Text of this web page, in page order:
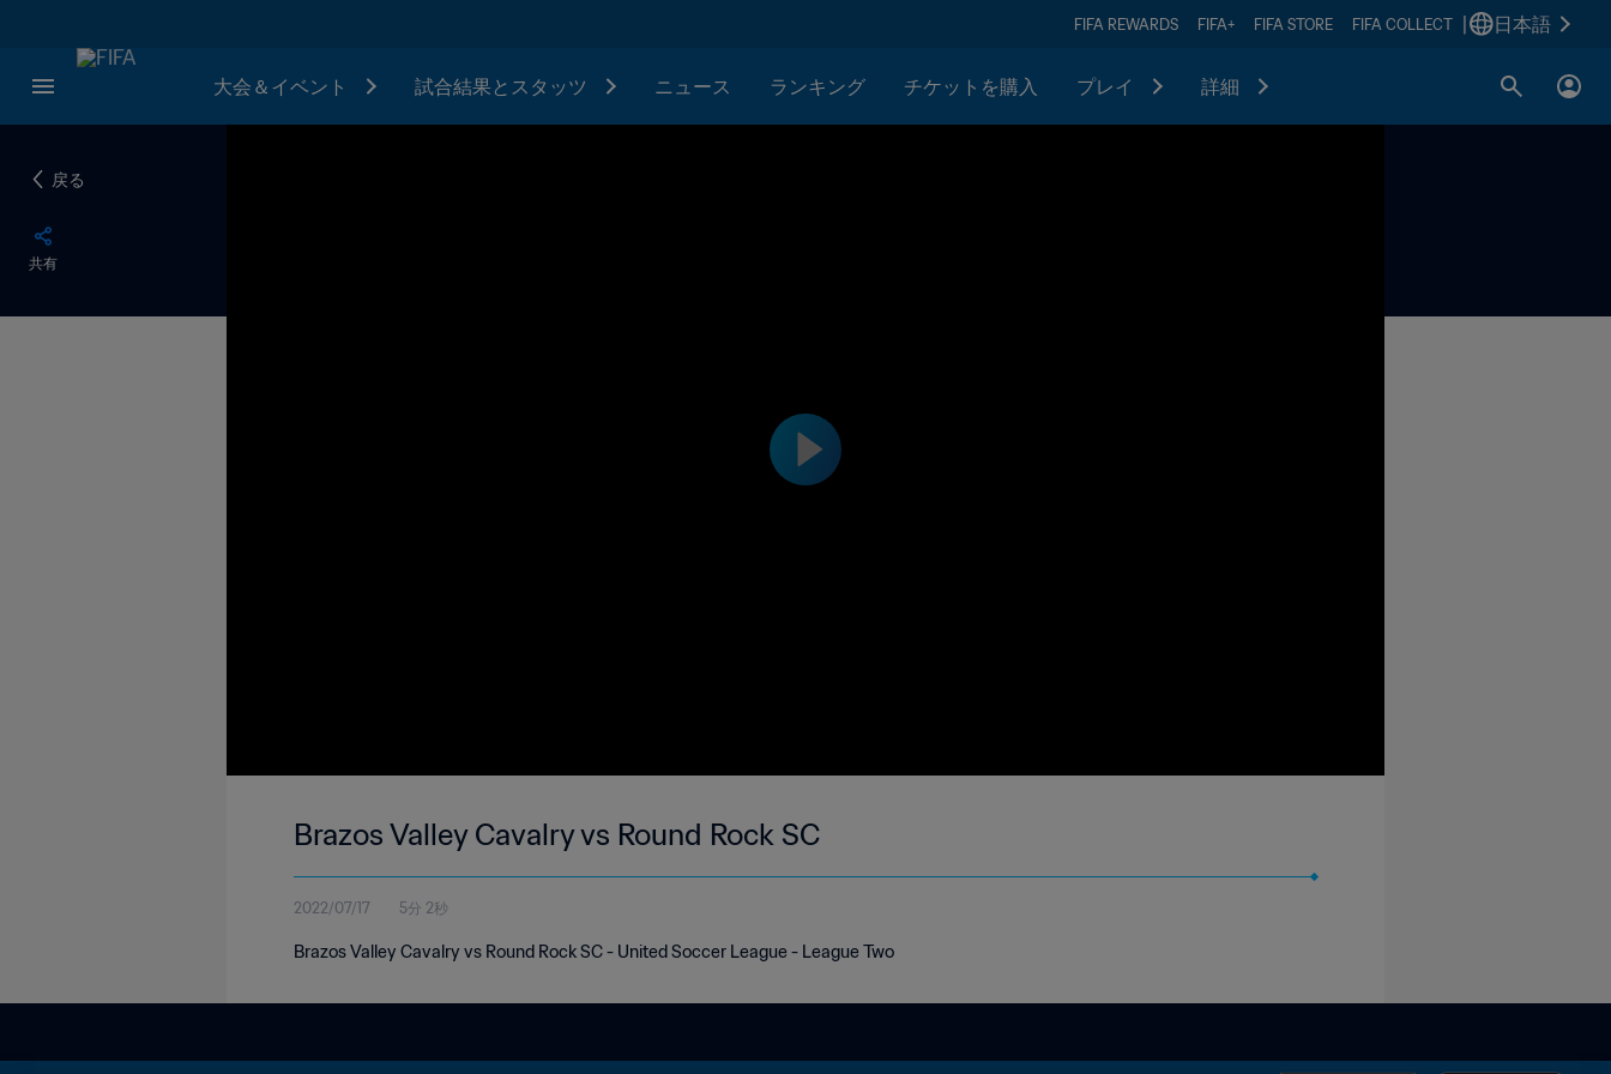
FIFA REWARDS FIFA+ FIFA STORE FIFA COLLECT 日本語
大会＆イベント 試合結果とスタッツ ニュース ランキング チケットを購入 プレイ 詳細
戻る
共有
Brazos Valley Cavalry vs Round Rock SC
2022/07/17 5分 2秒
Brazos Valley Cavalry vs Round Rock SC - United Soccer League - League Two